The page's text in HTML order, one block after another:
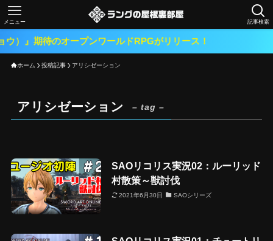
記事検索
メニュー
期待のオープンワールドRPGがリリース！
ホーム 投稿記事 アリシゼーション
アリシゼーション – tag –
SAOリコリス実況02：ルーリッド
村散策～獣討伐
2021年6月30日 SAOシリーズ